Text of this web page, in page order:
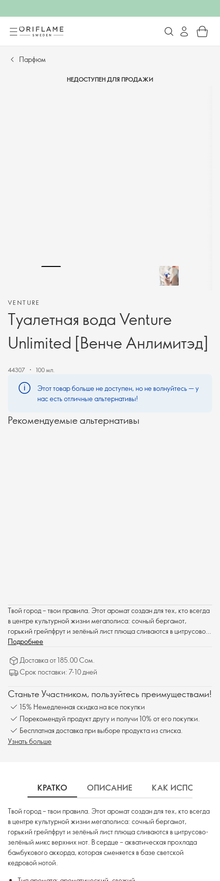
Парфюм
НЕДОСТУПЕН ДЛЯ ПРОДАЖИ
VENTURE
Туалетная вода Venture
Unlimited [Венче Анлимитэд]
44307 100 мл.
Этот товар больше не доступен, но не волнуйтесь — у
нас есть отличные альтернативы!
Рекомендуемые альтернативы
Твой город – твои правила. Этот аромат создан для тех, кто всегда
в центре культурной жизни мегаполиса: сочный бергамот,
горький грейпфрут и зелёный лист плюща сливаются в цитрусово-
зелёный микс верхних нот. В сердце – акватическая прохлада
кедровой нотой.
Подробнее
Доставка от 185.00 Сом.
Срок поставки: 7-10 дней
Станьте Участником, пользуйтесь преимуществами!
15% Немедленная скидка на все покупки
Порекомендуй продукт другу и получи 10% от его покупки.
Бесплатная доставка при выборе продукта из списка.
Узнать больше
КРАТКО ОПИСАНИЕ КАК
Твой город – твои правила. Этот аромат создан для тех, кто всегда
в центре культурной жизни мегаполиса: сочный бергамот,
горький грейпфрут и зелёный лист плюща сливаются в цитрусово-
зелёный микс верхних нот. В сердце – акватическая прохлада
бамбукового аккорда, которая сменяется в базе светской
кедровой нотой.